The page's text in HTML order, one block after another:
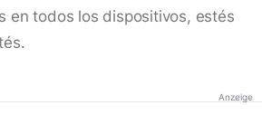
en todos los dispositivos, estés
Anzeige